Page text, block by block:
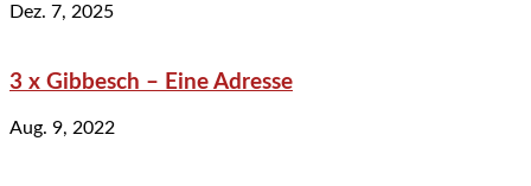
Dez. 7, 2025
3 x Gibbesch – Eine Adresse
Aug. 9, 2022